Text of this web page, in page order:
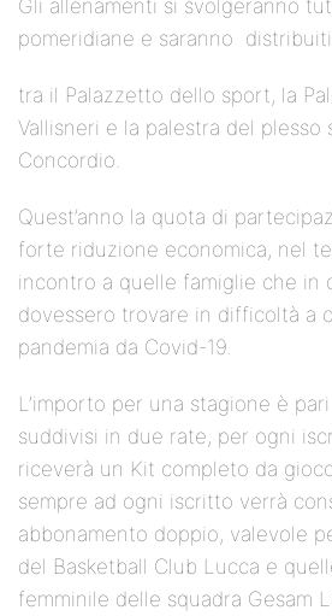
Gli allenamenti si svolgeranno
pomeridiane e saranno distribuiti
tra il Palazzetto dello sport, la
Vallisneri e la palestra del plesso
Concordio.
Quest’anno la quota di
forte riduzione economica, nel
incontro a quelle famiglie che in
dovessero trovare in difficoltà a
pandemia da Covid-19.
L’importo per una stagione è
suddivisi in due rate, per ogni
riceverà un Kit completo da
sempre ad ogni iscritto verrà
abbonamento doppio, valevole
del Basketball Club Lucca e
femminile delle squadra Gesam